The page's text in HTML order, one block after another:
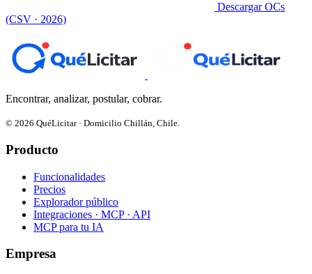
Descargar OCs
(CSV · 2026)
Encontrar, analizar, postular, cobrar.
© 2026 QuéLicitar · Domicilio Chillán, Chile.
Producto
Funcionalidades
Precios
Explorador público
Integraciones · MCP · API
MCP para tu IA
Empresa